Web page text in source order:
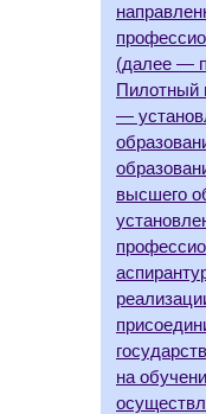
(далее —
Пилотный
—
высшего
на